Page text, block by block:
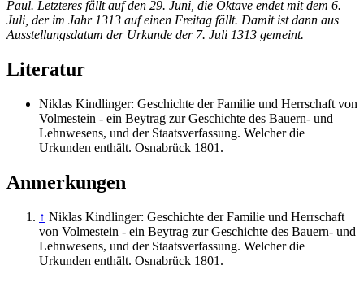
Paul. Letzteres fällt auf den 29. Juni, die Oktave endet mit dem 6.
Juli, der im Jahr 1313 auf einen Freitag fällt. Damit ist dann aus
Ausstellungsdatum der Urkunde der 7. Juli 1313 gemeint.
Literatur
Niklas Kindlinger: Geschichte der Familie und Herrschaft von
Volmestein - ein Beytrag zur Geschichte des Bauern- und
Lehnwesens, und der Staatsverfassung. Welcher die
Urkunden enthält. Osnabrück 1801.
Anmerkungen
↑ Niklas Kindlinger: Geschichte der Familie und Herrschaft
von Volmestein - ein Beytrag zur Geschichte des Bauern- und
Lehnwesens, und der Staatsverfassung. Welcher die
Urkunden enthält. Osnabrück 1801.